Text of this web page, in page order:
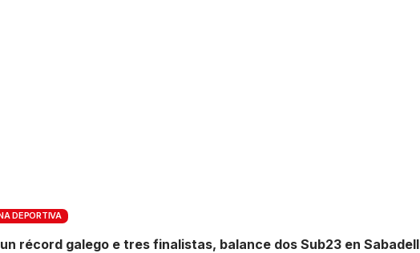
DEPORTIVA
récord galego e tres finalistas, balance dos Sub23 en Sabadell